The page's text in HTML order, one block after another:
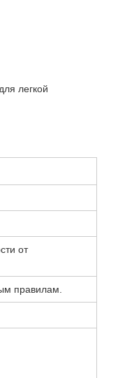
легкой
от
правилам.